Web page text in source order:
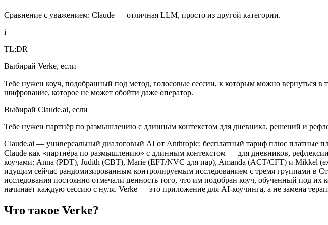
Сравнение с уважением: Claude — отличная LLM, просто из другой категории.
i
TL;DR
Выбирай Verke, если
Тебе нужен коуч, подобранный под метод, голосовые сессии, к которым можно вернуться в
шифрование, которое не может обойти даже оператор.
Выбирай Claude.ai, если
Тебе нужен партнёр по размышлению с длинным контекстом для дневника, решений и
Claude.ai — универсальный диалоговый AI от Anthropic: бесплатный тариф плюс платные
Claude как «партнёра по размышлению» с длинным контекстом — для дневников,
коучами: Anna (PDT), Judith (CBT), Marie (EFT/NVC для пар), Amanda (ACT/CFT) и Mikkel
идущим сейчас рандомизированным контролируемым исследованием с тремя группами в
исследования постоянно отмечали ценность того, что им подобран коуч, обученный под
начинает каждую сессию с нуля. Verke — это приложение для AI-коучинга, а не замена
Что такое Verke?